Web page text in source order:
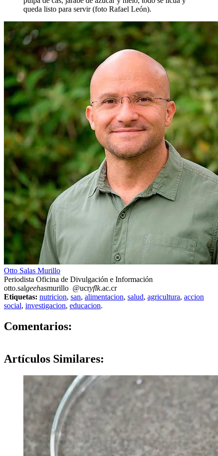
queda listo para servir (foto Rafael León).
Otto Salas Murillo
Periodista Oficina de Divulgación e Información
otto.salgeehasmurillo @ucryflk.ac.cr
Etiquetas: nutricion, san, alimentacion, salud, agricultura, accion
social, investigacion, educacion.
Comentarios:
Artículos Similares: